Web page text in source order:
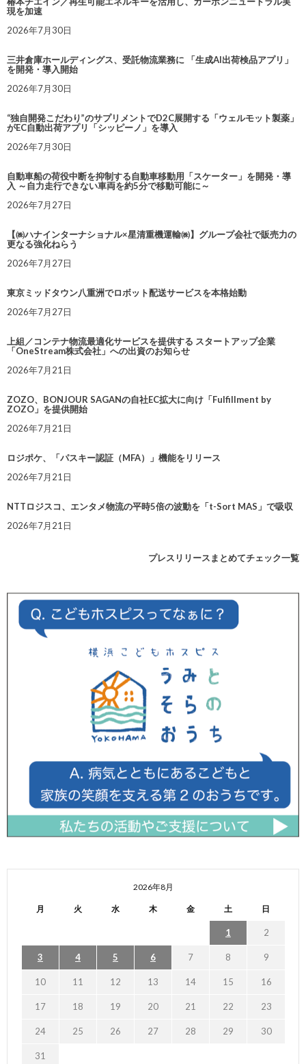
現を加速
2026年7月30日
三井倉庫ホールディングス、受託物流業務に 「生成AI出荷検品アプリ」
を開発・導入開始
2026年7月30日
“独自開発こだわり”のサプリメントでD2C展開する「ウェルモット製薬」
がEC自動出荷アプリ「シッピーノ」を導入
2026年7月30日
自動車船の荷役中断を抑制する自動車移動用「スケーター」を開発・導
入 ～自力走行できない車両を約5分で移動可能に～
2026年7月27日
【㈱ハナインターナショナル×星清重機運輸㈱】グループ会社で販売力の
更なる強化ねらう
2026年7月27日
東京ミッドタウン八重洲でロボット配送サービスを本格始動
2026年7月27日
上組／コンテナ物流最適化サービスを提供する スタートアップ企業
「OneStream株式会社」への出資のお知らせ
2026年7月21日
ZOZO、BONJOUR SAGANの自社EC拡大に向け「Fulfillment by
ZOZO」を提供開始
2026年7月21日
ロジポケ、「パスキー認証（MFA）」機能をリリース
2026年7月21日
NTTロジスコ、エンタメ物流の平時5倍の波動を「t-Sort MAS」で吸収
2026年7月21日
プレスリリースまとめてチェック一覧
2026年8月
月 火 水 木 金 土 日
1 2
3 4 5 6 7 8 9
10 11 12 13 14 15 16
17 18 19 20 21 22 23
24 25 26 27 28 29 30
31